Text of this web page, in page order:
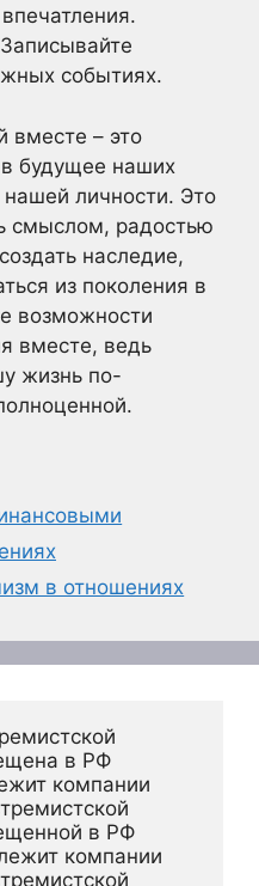
Записывайте
событиях.
вместе – это
будущее наших
личности. Это
смыслом, радостью
наследие,
из поколения в
возможности
вместе, ведь
жизнь по-
в отношениях
в РФ
компании
в РФ
компании